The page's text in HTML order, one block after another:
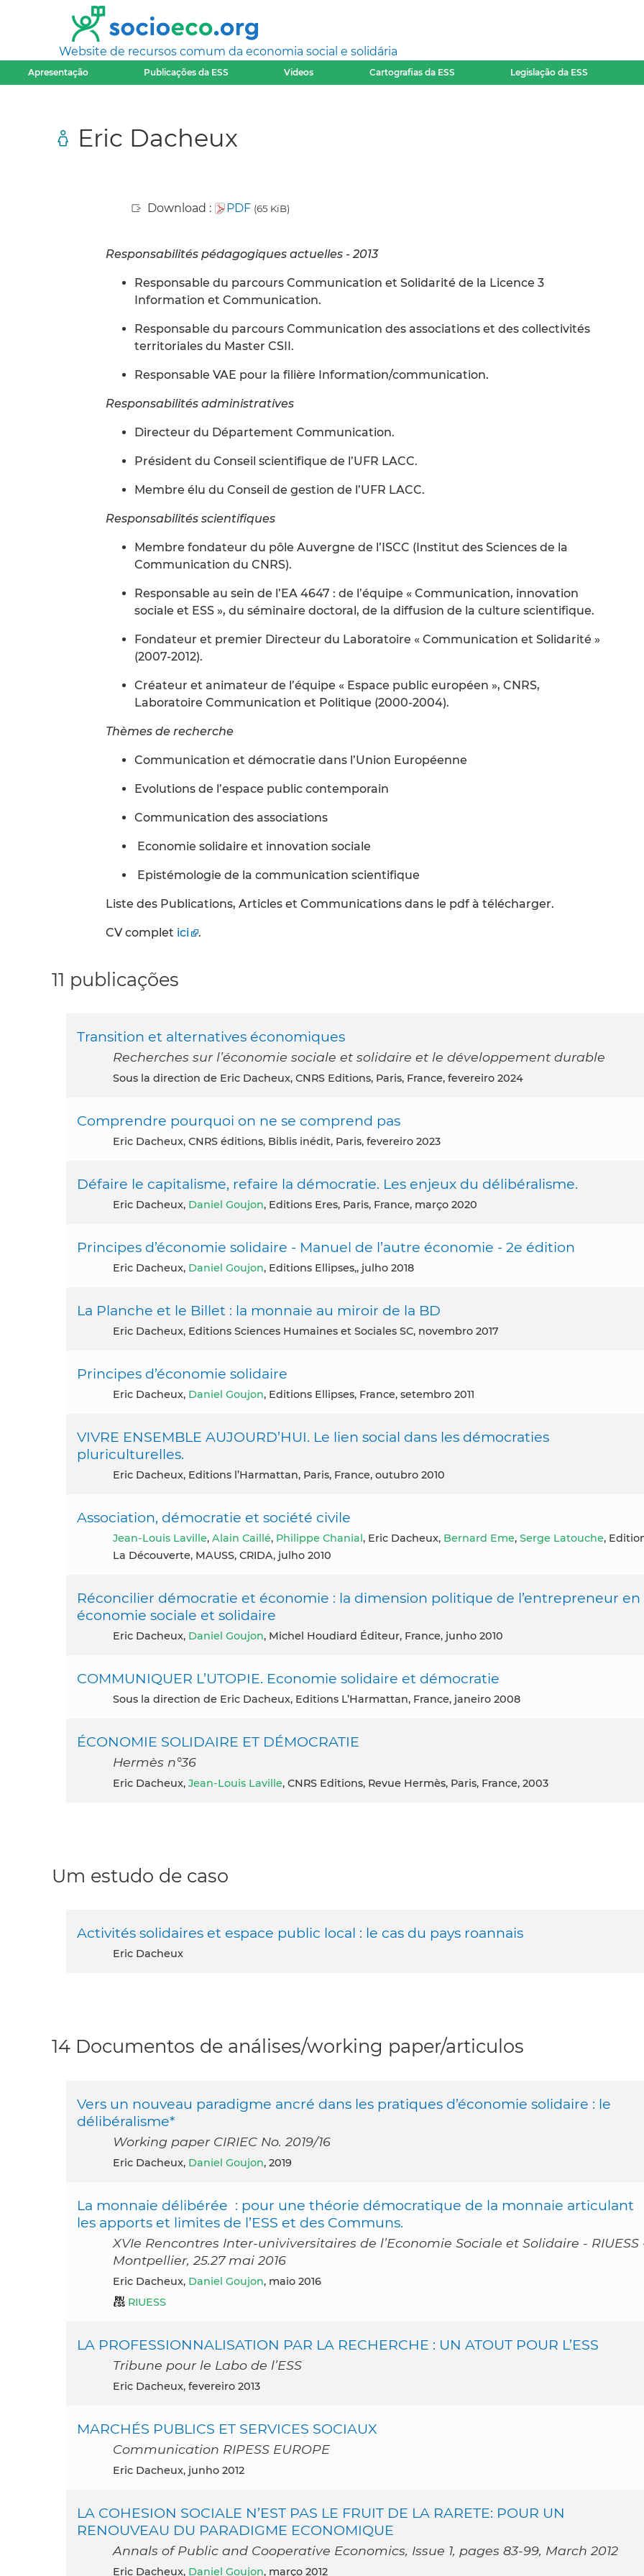
Website de recursos comum da economia social e solidária
Apresentação Publicações da ESS Videos Cartografias da ESS Legislação da ESS
Eric Dacheux
Download : PDF (65 KiB)
Responsabilités pédagogiques actuelles - 2013
Responsable du parcours Communication et Solidarité de la Licence 3
Information et Communication.
Responsable du parcours Communication des associations et des collectivités
territoriales du Master CSII.
Responsable VAE pour la filière Information/communication.
Responsabilités administratives
Directeur du Département Communication.
Président du Conseil scientifique de l’UFR LACC.
Membre élu du Conseil de gestion de l’UFR LACC.
Responsabilités scientifiques
Membre fondateur du pôle Auvergne de l’ISCC (Institut des Sciences de la
Communication du CNRS).
Responsable au sein de l’EA 4647 : de l’équipe « Communication, innovation
sociale et ESS », du séminaire doctoral, de la diffusion de la culture scientifique.
Fondateur et premier Directeur du Laboratoire « Communication et Solidarité »
(2007-2012).
Créateur et animateur de l’équipe « Espace public européen », CNRS,
Laboratoire Communication et Politique (2000-2004).
Thèmes de recherche
Communication et démocratie dans l’Union Européenne
Evolutions de l’espace public contemporain
Communication des associations
Economie solidaire et innovation sociale
Epistémologie de la communication scientifique
Liste des Publications, Articles et Communications dans le pdf à télécharger.
CV complet ici .
11 publicações
Transition et alternatives économiques
Recherches sur l’économie sociale et solidaire et le développement durable
Sous la direction de Eric Dacheux, CNRS Editions, Paris, France, fevereiro 2024
Comprendre pourquoi on ne se comprend pas
Eric Dacheux, CNRS éditions, Biblis inédit, Paris, fevereiro 2023
Défaire le capitalisme, refaire la démocratie. Les enjeux du délibéralisme.
Eric Dacheux, Daniel Goujon, Editions Eres, Paris, France, março 2020
Principes d’économie solidaire - Manuel de l’autre économie - 2e édition
Eric Dacheux, Daniel Goujon, Editions Ellipses,, julho 2018
La Planche et le Billet : la monnaie au miroir de la BD
Eric Dacheux, Editions Sciences Humaines et Sociales SC, novembro 2017
Principes d’économie solidaire
Eric Dacheux, Daniel Goujon, Editions Ellipses, France, setembro 2011
VIVRE ENSEMBLE AUJOURD’HUI. Le lien social dans les démocraties
pluriculturelles.
Eric Dacheux, Editions l’Harmattan, Paris, France, outubro 2010
Association, démocratie et société civile
Jean-Louis Laville, Alain Caillé, Philippe Chanial, Eric Dacheux, Bernard Eme, Serge Latouche,
La Découverte, MAUSS, CRIDA, julho 2010
Réconcilier démocratie et économie : la dimension politique de l’entrepreneur en
économie sociale et solidaire
Eric Dacheux, Daniel Goujon, Michel Houdiard Éditeur, France, junho 2010
COMMUNIQUER L’UTOPIE. Economie solidaire et démocratie
Sous la direction de Eric Dacheux, Editions L’Harmattan, France, janeiro 2008
ÉCONOMIE SOLIDAIRE ET DÉMOCRATIE
Hermès n°36
Eric Dacheux, Jean-Louis Laville, CNRS Editions, Revue Hermès, Paris, France, 2003
Um estudo de caso
Activités solidaires et espace public local : le cas du pays roannais
Eric Dacheux
14 Documentos de análises/working paper/articulos
Vers un nouveau paradigme ancré dans les pratiques d’économie solidaire : le
délibéralisme*
Working paper CIRIEC No. 2019/16
Eric Dacheux, Daniel Goujon, 2019
La monnaie délibérée : pour une théorie démocratique de la monnaie articulant
les apports et limites de l’ESS et des Communs.
XVIe Rencontres Inter-univiversitaires de l’Economie Sociale et Solidaire - RIUESS
Montpellier, 25.27 mai 2016
Eric Dacheux, Daniel Goujon, maio 2016
RIUESS
LA PROFESSIONNALISATION PAR LA RECHERCHE : UN ATOUT POUR L’ESS
Tribune pour le Labo de l’ESS
Eric Dacheux, fevereiro 2013
MARCHÉS PUBLICS ET SERVICES SOCIAUX
Communication RIPESS EUROPE
Eric Dacheux, junho 2012
LA COHESION SOCIALE N’EST PAS LE FRUIT DE LA RARETE: POUR UN
RENOUVEAU DU PARADIGME ECONOMIQUE
Annals of Public and Cooperative Economics, Issue 1, pages 83-99, March 2012
Eric Dacheux, Daniel Goujon, março 2012